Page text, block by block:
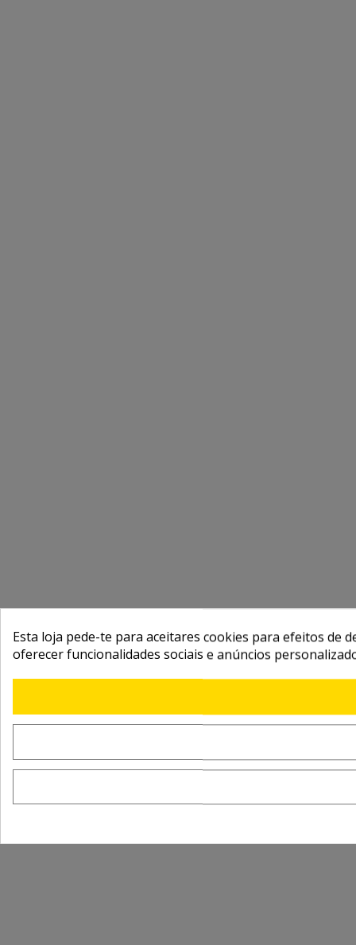
Esta loja pede-te para aceitares cookies para efeitos de
oferecer funcionalidades sociais e anúncios